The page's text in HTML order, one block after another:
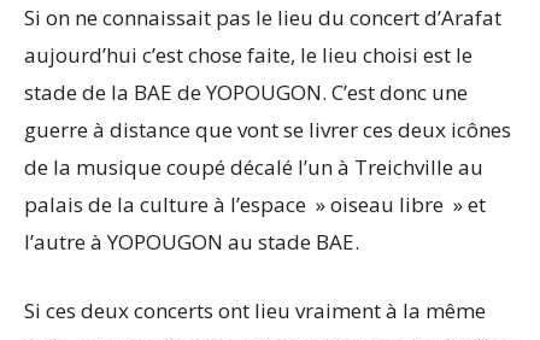
Si on ne connaissait pas le lieu du concert d’Arafat
aujourd’hui c’est chose faite, le lieu choisi est le
stade de la BAE de YOPOUGON. C’est donc une
guerre à distance que vont se livrer ces deux icônes
de la musique coupé décalé l’un à Treichville au
palais de la culture à l’espace » oiseau libre » et
l’autre à YOPOUGON au stade BAE.
Si ces deux concerts ont lieu vraiment à la même